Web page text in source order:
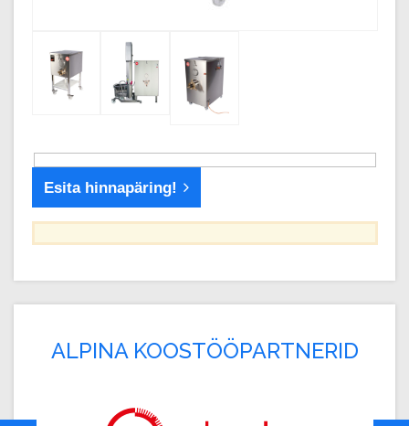
Esita hinnapäring!
ALPINA KOOSTÖÖPARTNERID